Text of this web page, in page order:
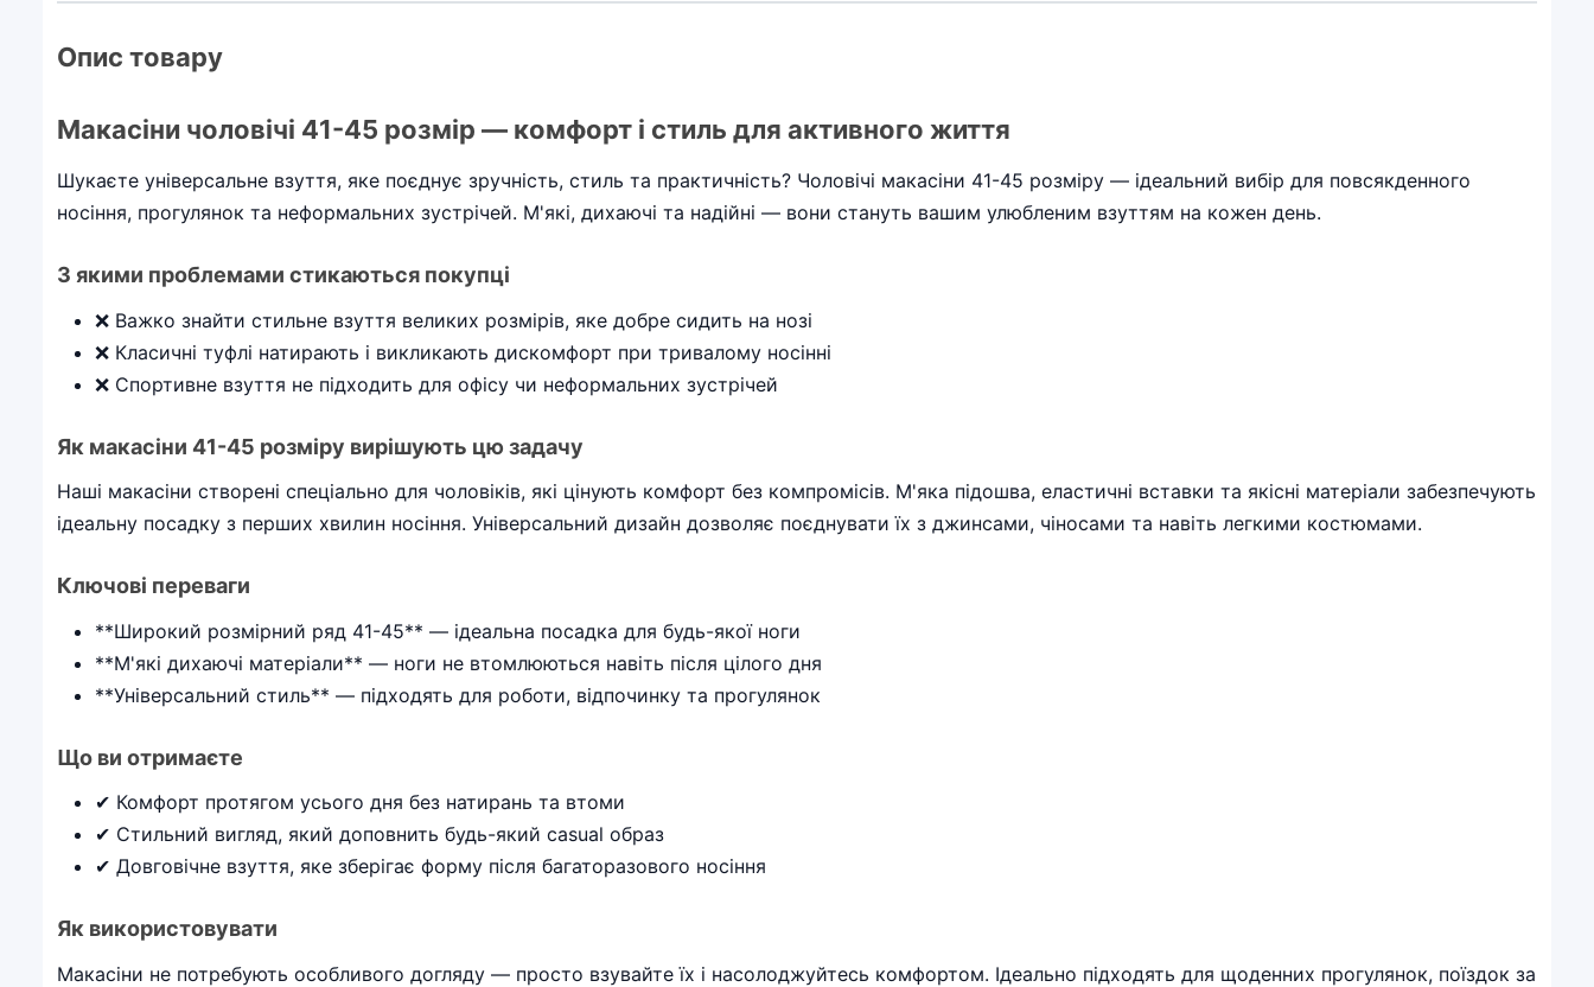
Опис товару
Макасіни чоловічі 41-45 розмір — комфорт і стиль для активного життя
Шукаєте універсальне взуття, яке поєднує зручність, стиль та практичність? Чоловічі макасіни 41-45 розміру — ідеальний вибір для повсякденного
носіння, прогулянок та неформальних зустрічей. М'які, дихаючі та надійні — вони стануть вашим улюбленим взуттям на кожен день.
З якими проблемами стикаються покупці
❌ Важко знайти стильне взуття великих розмірів, яке добре сидить на нозі
❌ Класичні туфлі натирають і викликають дискомфорт при тривалому носінні
❌ Спортивне взуття не підходить для офісу чи неформальних зустрічей
Як макасіни 41-45 розміру вирішують цю задачу
Наші макасіни створені спеціально для чоловіків, які цінують комфорт без компромісів. М'яка підошва, еластичні вставки та якісні матеріали забезпечують
ідеальну посадку з перших хвилин носіння. Універсальний дизайн дозволяє поєднувати їх з джинсами, чіносами та навіть легкими костюмами.
Ключові переваги
**Широкий розмірний ряд 41-45** — ідеальна посадка для будь-якої ноги
**М'які дихаючі матеріали** — ноги не втомлюються навіть після цілого дня
**Універсальний стиль** — підходять для роботи, відпочинку та прогулянок
Що ви отримаєте
✔ Комфорт протягом усього дня без натирань та втоми
✔ Стильний вигляд, який доповнить будь-який casual образ
✔ Довговічне взуття, яке зберігає форму після багаторазового носіння
Як використовувати
Макасіни не потребують особливого догляду — просто взувайте їх і насолоджуйтесь комфортом. Ідеально підходять для щоденних прогулянок, поїздок за